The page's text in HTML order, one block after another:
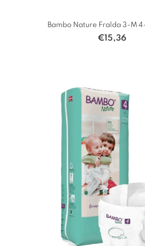
Bambo Nature Fralda 3-M
€15,36